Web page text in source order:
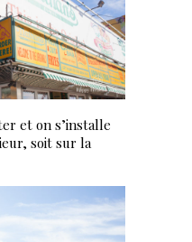
et on s’installe
soit sur la